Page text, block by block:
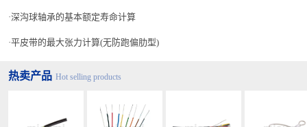
将延长线路径的障碍物清除掉。
除掉。此外，还容易出现因施工现场、异物落下冲击、脚手架板和打
弯曲半径要大。
深沟球轴承的基本额定寿命计算
平皮带的最大张力计算(无防跑偏肋型)
热卖产品 Hot selling products